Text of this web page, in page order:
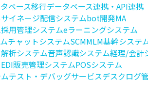
ベース移行データベース連携・API連携
イネージ配信システムbot開発MA
採用管理システムeラーニングシステム
チャットシステムSCMMLM基幹システ
析システム音声認識システム経理/会計
販売管理システムPOSシステム
テスト・デバッグサービスデスクログ